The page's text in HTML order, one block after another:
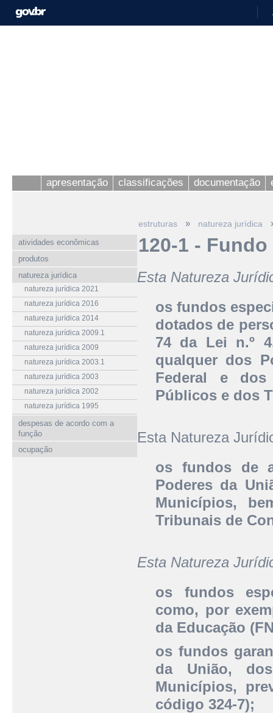
apresentação classificações documentação
atividades econômicas
produtos
natureza jurídica
natureza jurídica 2021
natureza jurídica 2016
natureza jurídica 2014
natureza jurídica 2009.1
natureza jurídica 2009
natureza jurídica 2003.1
natureza jurídica 2003
natureza jurídica 2002
natureza jurídica 1995
despesas de acordo com a
função
ocupação
estruturas » natureza jurídica
120-1 -
Esta Natureza
os fundos
dotados de
74 da Lei n.º
qualquer dos
Federal e
Públicos e dos
Esta Natureza
os fundos de
Poderes da
Municípios,
Tribunais de
Esta Natureza
os fundos
como, por
da Educação
os fundos
da União,
Municípios,
código 324-7);